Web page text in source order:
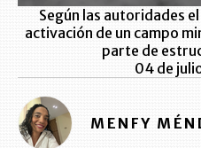
Según las autoridades
activación de un campo
parte de
04 de
MENFY